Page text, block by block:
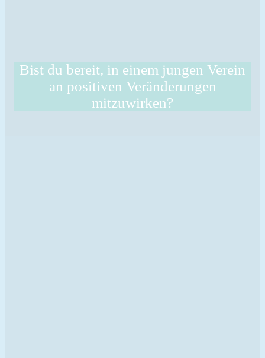
Bist du bereit, in einem jungen Verein
an positiven Veränderungen
mitzuwirken?